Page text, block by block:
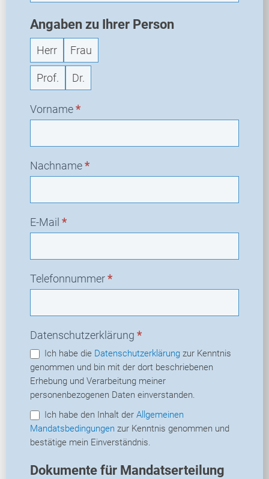
Angaben zu Ihrer Person
Herr Frau
Prof. Dr.
Vorname*
Nachname*
E-Mail *
Telefonnummer*
Datenschutzerklärung *
Ich habe die Datenschutzerklärung zur Kenntnis
genommen und bin mit der dort beschriebenen
Erhebung und Verarbeitung meiner
personenbezogenen Daten einverstanden.
Ich habe den Inhalt der Allgemeinen
Mandatsbedingungen
bestätige mein Einverständnis.
Dokumente für Mandatserteilung